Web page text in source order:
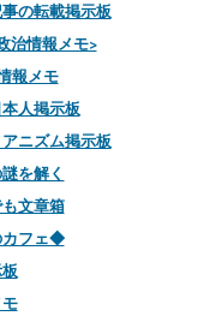
の転載掲示板
治情報メモ>
報メモ
本人掲示板
ニズム掲示板
を解く
文章箱
フェ◆